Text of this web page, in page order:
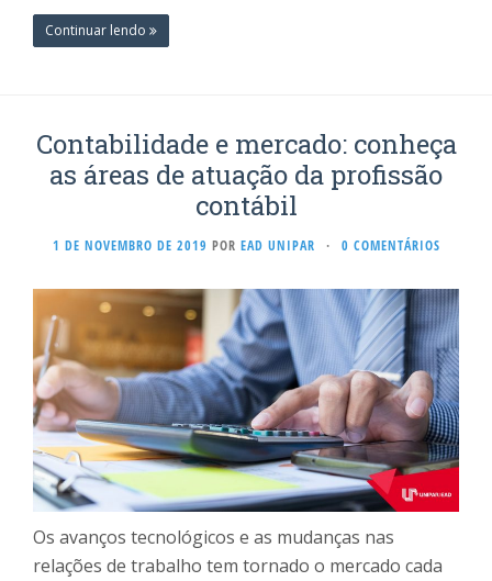
Continuar lendo
Contabilidade e mercado: conheça
as áreas de atuação da profissão
contábil
1 DE NOVEMBRO DE 2019 POR EAD UNIPAR · 0 COMENTÁRIOS
Os avanços tecnológicos e as mudanças nas
relações de trabalho tem tornado o mercado cada